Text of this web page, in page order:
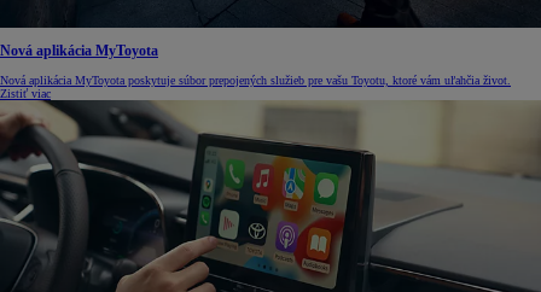
Nová aplikácia MyToyota
Nová aplikácia MyToyota poskytuje súbor prepojených služieb pre vašu Toyotu, ktoré vám uľahčia život.
Zistiť viac